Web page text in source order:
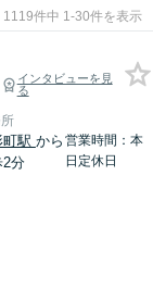
1119件中 1-30件を表示
インタビューを見
る
町駅 から
2分
営業時間：本
日定休日